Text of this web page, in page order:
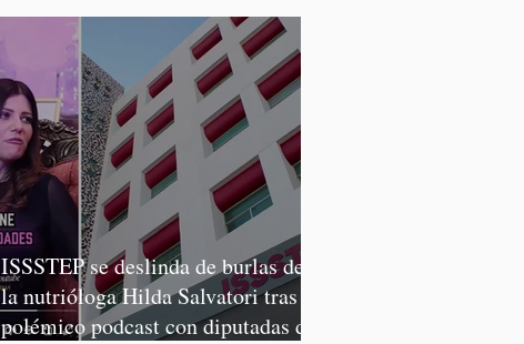
ISSSTEP se deslinda de burlas de
la nutrióloga Hilda Salvatori tras
polémico podcast con diputadas de